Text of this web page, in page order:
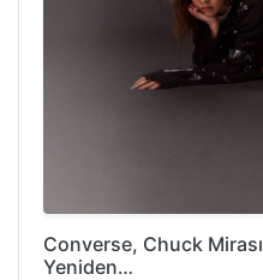
Converse, Chuck
Yeniden…